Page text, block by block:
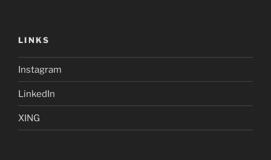
LINKS
Instagram
LinkedIn
XING